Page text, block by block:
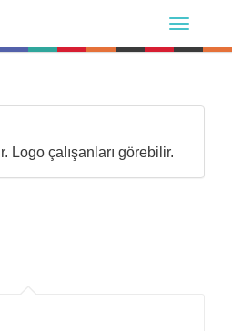
Logo çalışanları görebilir.